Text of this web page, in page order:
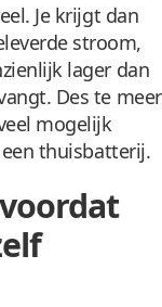
Je krijgt dan
stroom,
lager dan
Des te meer
mogelijk
thuisbatterij.